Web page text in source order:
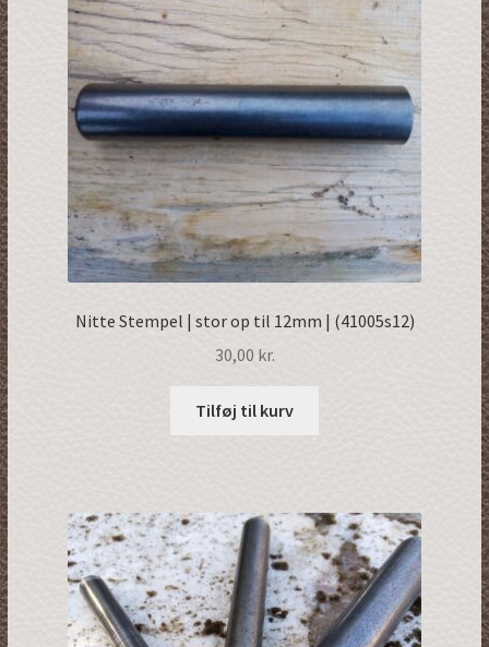
Nitte Stempel | stor op til 12mm | (41005s12)
30,00 kr.
Tilføj til kurv